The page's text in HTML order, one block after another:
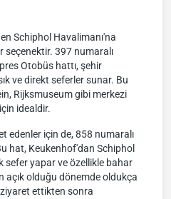
Schiphol Havalimanı'na
seçenektir. 397 numaralı
Otobüs hattı, şehir
ve direkt seferler sunar. Bu
Rijksmuseum gibi merkezi
idealdir.
edenler için de, 858 numaralı
hat, Keukenhof'dan Schiphol
sefer yapar ve özellikle bahar
açık olduğu dönemde oldukça
ettikten sonra